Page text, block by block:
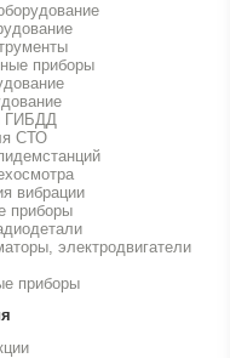
приборы
ГИБДД
СТО
вибрации
приборы
электродвигатели
приборы